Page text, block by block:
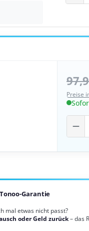
Preise
Garantie
mal etwas nicht passt?
oder Geld zurück– das